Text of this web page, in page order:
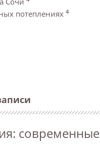
потеплениях 4
современные